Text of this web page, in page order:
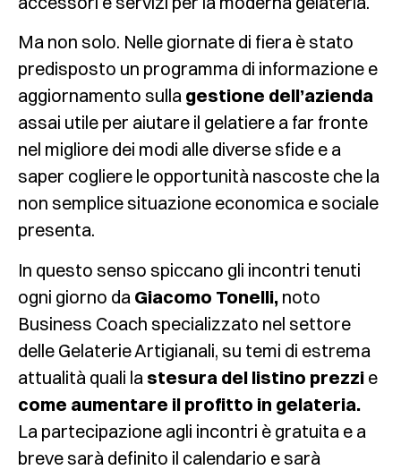
Ma non solo. Nelle giornate di fiera è stato
predisposto un programma di informazione e
aggiornamento sulla gestione dell’azienda
assai utile per aiutare il gelatiere a far fronte
nel migliore dei modi alle diverse sfide e a
saper cogliere le opportunità nascoste che la
non semplice situazione economica e sociale
presenta.
In questo senso spiccano gli incontri tenuti
ogni giorno da Giacomo Tonelli, noto
Business Coach specializzato nel settore
delle Gelaterie Artigianali, su temi di estrema
attualità quali la stesura del listino prezzi e
come aumentare il profitto in gelateria.
La partecipazione agli incontri è gratuita e a
breve sarà definito il calendario e sarà